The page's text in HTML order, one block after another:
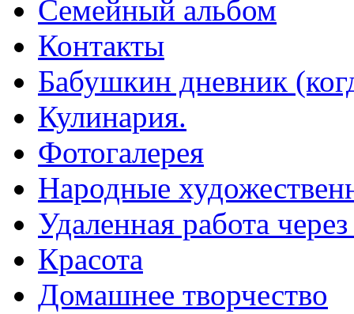
Семейный альбом
Контакты
Бабушкин дневник
Кулинария.
Фотогалерея
Народные
Удаленная работа
Красота
Домашнее творчество